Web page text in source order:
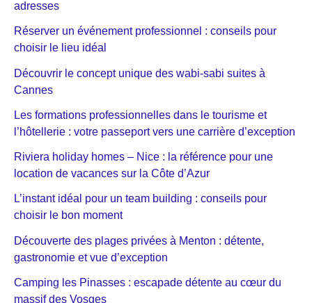
adresses
Réserver un événement professionnel : conseils pour
choisir le lieu idéal
Découvrir le concept unique des wabi-sabi suites à
Cannes
Les formations professionnelles dans le tourisme et
l’hôtellerie : votre passeport vers une carrière d’exception
Riviera holiday homes – Nice : la référence pour une
location de vacances sur la Côte d’Azur
L’instant idéal pour un team building : conseils pour
choisir le bon moment
Découverte des plages privées à Menton : détente,
gastronomie et vue d’exception
Camping les Pinasses : escapade détente au cœur du
massif des Vosges